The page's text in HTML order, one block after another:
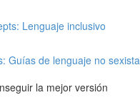
Lenguaje inclusivo
Guías de lenguaje no sexista
la mejor versión